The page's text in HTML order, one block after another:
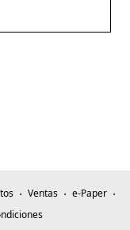
Ventas
e-Paper